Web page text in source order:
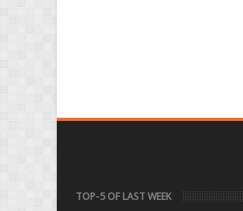
TOP-5 OF LAST WEEK